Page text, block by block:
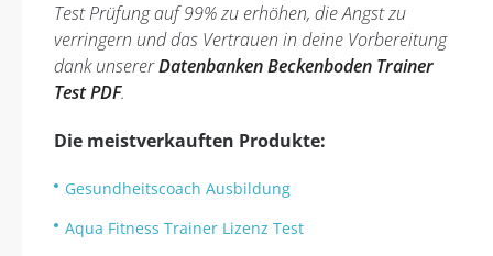
Test Prüfung auf 99% zu erhöhen, die Angst zu
verringern und das Vertrauen in deine Vorbereitung
dank unsererDatenbanken Beckenboden Trainer
Test PDF.
Die meistverkauften Produkte:
Gesundheitscoach Ausbildung
Aqua Fitness Trainer Lizenz Test